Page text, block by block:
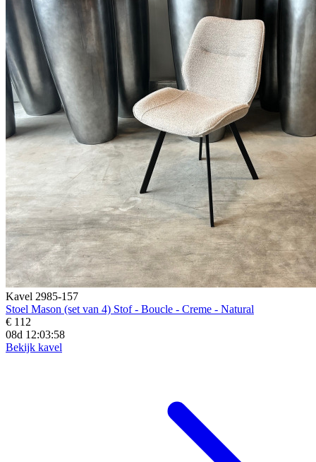
Kavel 2985-157
Stoel Mason (set van 4) Stof - Boucle - Creme - Natural
€ 112
08d 12:03:56
Bekijk kavel